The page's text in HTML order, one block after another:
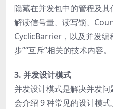
隐藏在并发包中的管程及
解读信号量、读写锁、
CyclicBarrier，以及并发编
步”“互斥”相关的技术内容。
3. 并发设计模式
并发设计模式是解决并发
会介绍 9 种常见的设计模